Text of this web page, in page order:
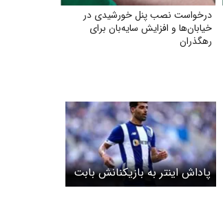
درخواست نصب پنل خورشیدی در
خیابان‌ها و افزایش سایه‌بان برای
رهگذران
پاداش اینتر به بازیکنانش بابت
صعود به نیمه نهایی لیگ